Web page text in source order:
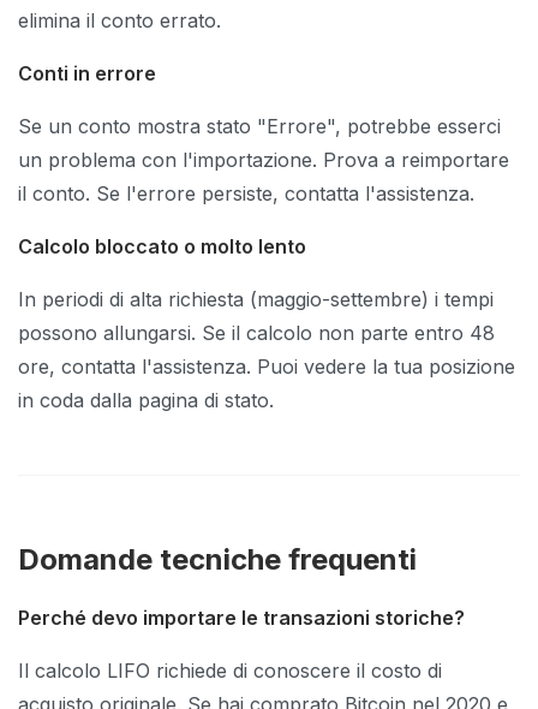
elimina il conto errato.
Conti in errore
Se un conto mostra stato "Errore", potrebbe esserci
un problema con l'importazione. Prova a reimportare
il conto. Se l'errore persiste, contatta l'assistenza.
Calcolo bloccato o molto lento
In periodi di alta richiesta (maggio-settembre) i tempi
possono allungarsi. Se il calcolo non parte entro 48
ore, contatta l'assistenza. Puoi vedere la tua posizione
in coda dalla pagina di stato.
Domande tecniche frequenti
Perché devo importare le transazioni storiche?
Il calcolo LIFO richiede di conoscere il costo di
acquisto originale. Se hai comprato Bitcoin nel 2020 e